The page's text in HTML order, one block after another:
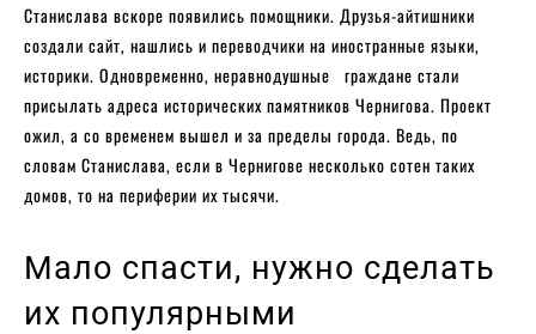
Станислава вскоре появились помощники. Друзья-айтишники
создали сайт, нашлись и переводчики на иностранные языки,
историки. Одновременно, неравнодушные граждане стали
присылать адреса исторических памятников Чернигова. Проект
ожил, а со временем вышел и за пределы города. Ведь, по
словам Станислава, если в Чернигове несколько сотен таких
домов, то на периферии их тысячи.
Мало спасти, нужно сделать
их популярными